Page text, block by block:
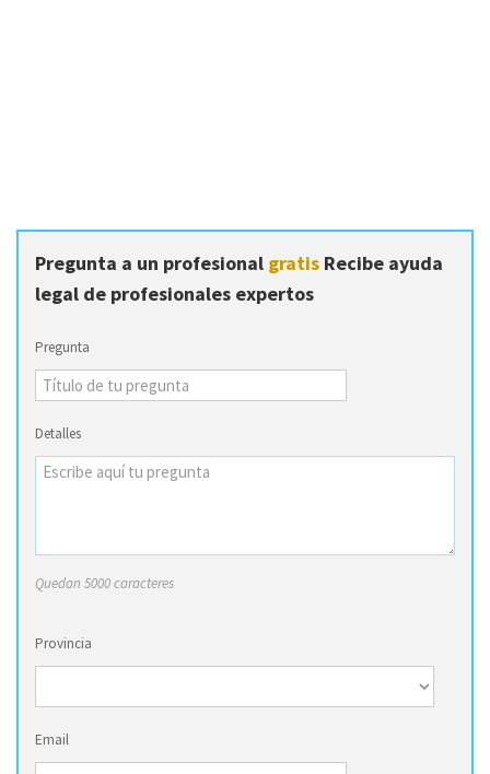
Pregunta a un profesional gratis Recibe ayuda
legal de profesionales expertos
Pregunta
Detalles
Quedan 5000 caracteres
Provincia
Email